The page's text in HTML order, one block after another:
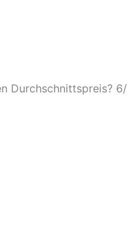
Durchschnittspreis? 6/